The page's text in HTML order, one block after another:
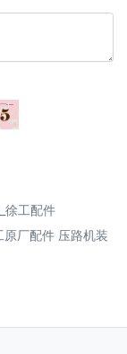
徐工配件
厂配件 压路机装